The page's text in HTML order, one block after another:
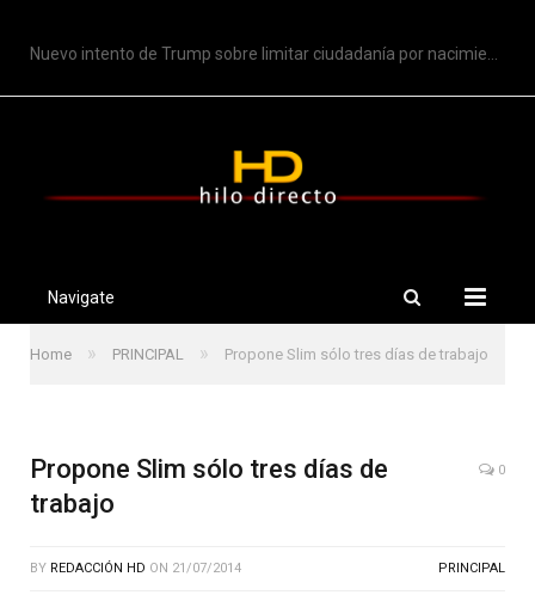
Nuevo intento de Trump sobre limitar ciudadanía por nacimiento
Navigate
Home » PRINCIPAL » Propone Slim sólo tres días de trabajo
Propone Slim sólo tres días de
trabajo
0
BY REDACCIÓN HD ON 21/07/2014 PRINCIPAL